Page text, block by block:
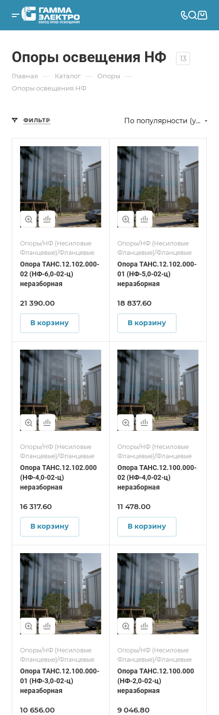
Опоры освещения НФ 13
Главная — Каталог — Опоры —
Опоры освещения НФ
ФИЛЬТР По популярности (убывание)
Опоры/НФ (Несиловые
Фланцевые)/Фланцевые
Опора ТАНС.12.102.000-
02 (НФ-6,0-02-ц)
неразборная
21 390.00
В корзину
Опоры/НФ (Несиловые
Фланцевые)/Фланцевые
Опора ТАНС.12.102.000-
01 (НФ-5,0-02-ц)
неразборная
18 837.60
В корзину
Опоры/НФ (Несиловые
Фланцевые)/Фланцевые
Опора ТАНС.12.102.000
(НФ-4,0-02-ц)
неразборная
16 317.60
В корзину
Опоры/НФ (Несиловые
Фланцевые)/Фланцевые
Опора ТАНС.12.100.000-
02 (НФ-4,0-02-ц)
неразборная
11 478.00
В корзину
Опоры/НФ (Несиловые
Фланцевые)/Фланцевые
Опора ТАНС.12.100.000-
01 (НФ-3,0-02-ц)
неразборная
10 656.00
Опоры/НФ (Несиловые
Фланцевые)/Фланцевые
Опора ТАНС.12.100.000
(НФ-2,0-02-ц)
неразборная
9 046.80